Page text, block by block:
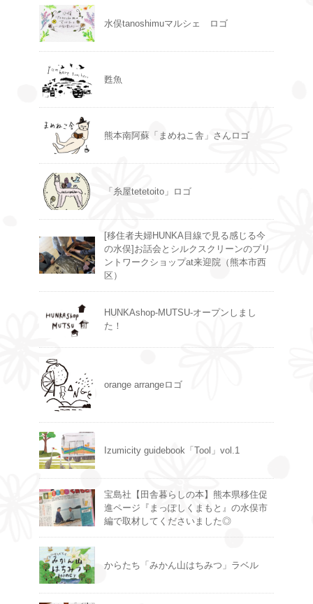
水俣tanoshimuマルシェ ロゴ
甦魚
熊本南阿蘇「まめねこ舎」さんロゴ
「糸屋tetetoito」ロゴ
[移住者夫婦HUNKA目線で見る感じる今
の水俣]お話会とシルクスクリーンのプリ
ントワークショップat来迎院（熊本市西
区）
HUNKAshop-MUTSU-オープンしまし
た！
orange arrangeロゴ
Izumicity guidebook「Tool」vol.1
宝島社【田舎暮らしの本】熊本県移住促
進ページ『まっぽしくまもと』の水俣市
編で取材してくださいました◎
からたち「みかん山はちみつ」ラベル